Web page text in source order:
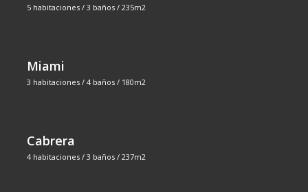
5 habitaciones / 3 baños / 235m2
Miami
3 habitaciones / 4 baños / 180m2
Cabrera
4 habitaciones / 3 baños / 237m2